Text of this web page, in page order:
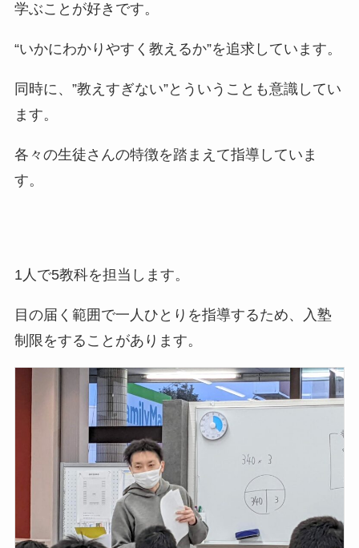
学ぶことが好きです。
“いかにわかりやすく教えるか”を追求しています。
同時に、”教えすぎない”とういうことも意識してい
ます。
各々の生徒さんの特徴を踏まえて指導していま
す。
1人で5教科を担当します。
目の届く範囲で一人ひとりを指導するため、入塾
制限をすることがあります。